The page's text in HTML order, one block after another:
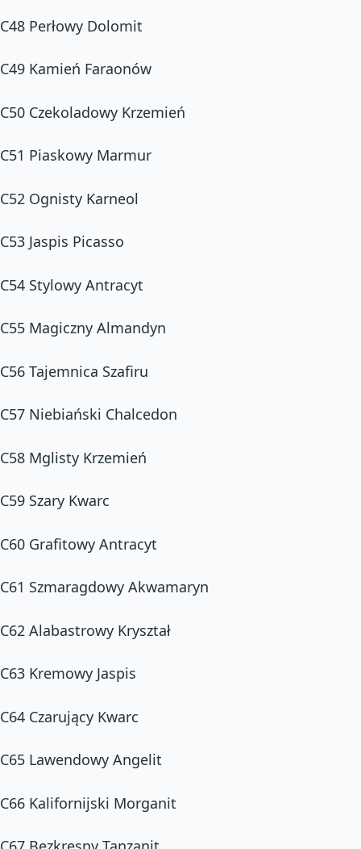
C48 Perłowy Dolomit
C49 Kamień Faraonów
C50 Czekoladowy Krzemień
C51 Piaskowy Marmur
C52 Ognisty Karneol
C53 Jaspis Picasso
C54 Stylowy Antracyt
C55 Magiczny Almandyn
C56 Tajemnica Szafiru
C57 Niebiański Chalcedon
C58 Mglisty Krzemień
C59 Szary Kwarc
C60 Grafitowy Antracyt
C61 Szmaragdowy Akwamaryn
C62 Alabastrowy Kryształ
C63 Kremowy Jaspis
C64 Czarujący Kwarc
C65 Lawendowy Angelit
C66 Kalifornijski Morganit